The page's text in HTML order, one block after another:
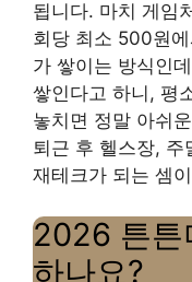
됩니다. 마치 게임
회당 최소 500원
가 쌓이는 방식인
쌓인다고 하니, 평
놓치면 정말 아쉬
퇴근 후 헬스장, 주
재테크가 되는 셈
2026 튼튼
하나요?